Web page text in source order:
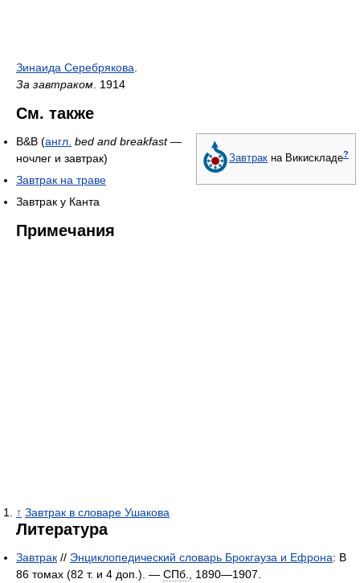
Зинаида Серебрякова.
За завтраком. 1914
См. также
Завтрак на Викискладе?
B&B (англ. bed and breakfast—
ночлег и завтрак)
Завтрак на траве
Завтрак у Канта
Примечания
↑ Завтрак в словаре Ушакова
Литература
Завтрак // Энциклопедический словарь Брокгауза и Ефрона: В
86 томах (82 т. и 4 доп.). — СПб., 1890—1907.